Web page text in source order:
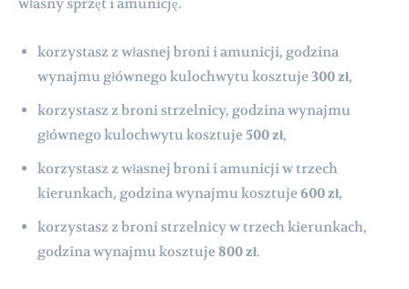
korzystasz z własnej broni i amunicji, godzina
wynajmu głównego kulochwytu kosztuje300 zł,
korzystasz z broni strzelnicy, godzina wynajmu
głównego kulochwytu kosztuje500 zł,
korzystasz z własnej broni i amunicji w trzech
kierunkach, godzina wynajmu kosztuje600 zł,
korzystasz z broni strzelnicy w trzech kierunkach,
godzina wynajmu kosztuje 800 zł.